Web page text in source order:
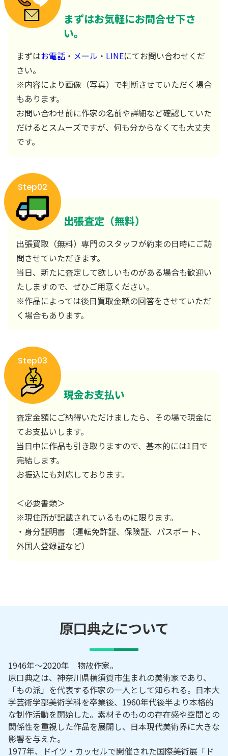
まずはお気軽にお問合せ下さ
い。
まずはお電話 ・ メール ・ LINEにてお問い合わせくだ
さい。
※内容により画像（写真）で判断させていただく場合
もあります。
お問い合わせ前に作家の名前や詳細など確認していた
だけるとスムーズですが、何も分からなくても大丈夫
です。
Step02
出張査定（無料）
出張買取（無料）専門のスタッフが約束の日時にご訪
問させていただきます。
当日、新たに査定して欲しいものがある場合も歓迎い
たしますので、ぜひご用意ください。
※作品によっては後日買取金額の回答をさせていただ
く場合もあります。
Step03
現金お支払い
査定金額にご納得いただけましたら、その場で現金に
てお支払いします。
当日中に作品も引き取りますので、基本的には1日で
完結します。
お振込にも対応しております。
＜必要書類＞
※現住所が記載されているものに限ります。
・身分証明書 （運転免許証、保険証、パスポート、
外国人登録証など）
原口典之について
1946年～2020年 物故作家。
原口典之は、神奈川県横須賀市生まれの美術家であり、
「もの派」を代表する作家の一人として知られる。日本大
学芸術学部美術学科を卒業後、1960年代後半より本格的
な制作活動を開始した。素材そのものの存在感や空間との
関係性を重視した作品を展開し、日本現代美術界に大きな
影響を与えた。
1977年、ドイツ・カッセルで開催された国際美術展「ド